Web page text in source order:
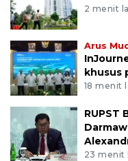
2 menit
Arus
khusus
18 menit
RUPST
23 menit